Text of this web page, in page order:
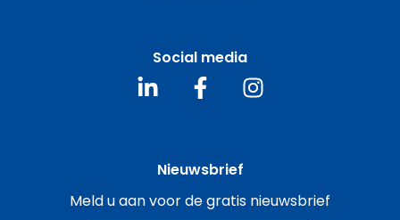
Social media
Nieuwsbrief
Meld u aan voor de gratis nieuwsbrief